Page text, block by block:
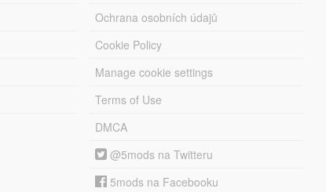
Ochrana osobních údajů
Cookie Policy
Manage cookie settings
Terms of Use
DMCA
@5mods na Twitteru
5mods na Facebooku